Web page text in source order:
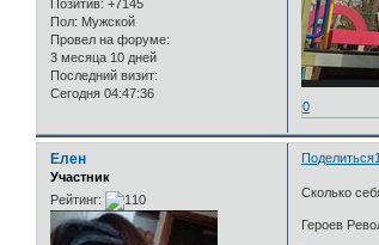
Позитив: +7145
Пол: Мужской
Провел на форуме:
3 месяца 10 дней
Последний визит:
Сегодня 04:47:36
0
Поделиться
Елен
Участник
Рейтинг:
Сколько
Героев